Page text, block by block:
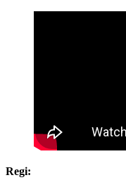
Regi: